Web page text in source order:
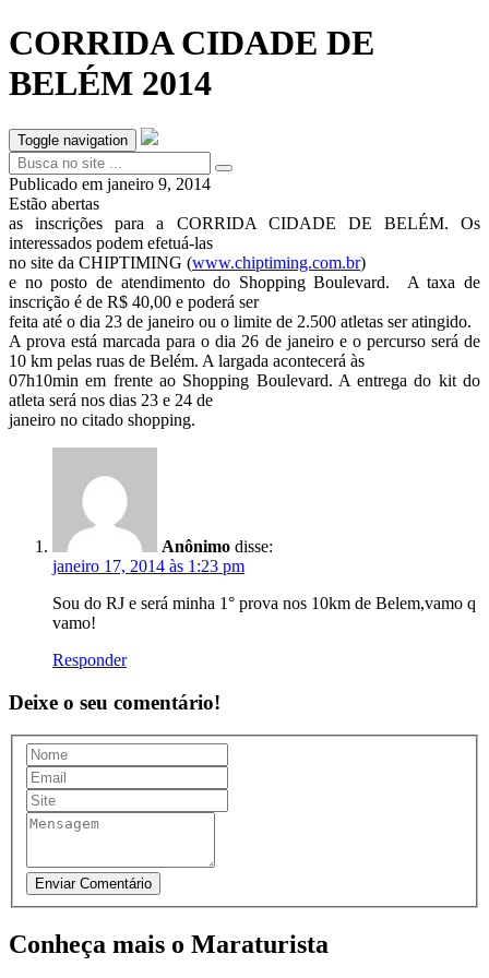
CORRIDA CIDADE DE
BELÉM 2014
Toggle navigation
Publicado em janeiro 9, 2014
Estão abertas
as inscrições para a CORRIDA CIDADE DE BELÉM. Os
interessados podem efetuá-las
no site da CHIPTIMING (www.chiptiming.com.br)
e no posto de atendimento do Shopping Boulevard. A taxa de
inscrição é de R$ 40,00 e poderá ser
feita até o dia 23 de janeiro ou o limite de 2.500 atletas ser atingido.
A prova está marcada para o dia 26 de janeiro e o percurso será de
10 km pelas ruas de Belém. A largada acontecerá às
07h10min em frente ao Shopping Boulevard. A entrega do kit do
atleta será nos dias 23 e 24 de
janeiro no citado shopping.
Anônimo disse:
janeiro 17, 2014 às 1:23 pm
Sou do RJ e será minha 1° prova nos 10km de Belem,vamo q
vamo!
Responder
Deixe o seu comentário!
Conheça mais o Maraturista